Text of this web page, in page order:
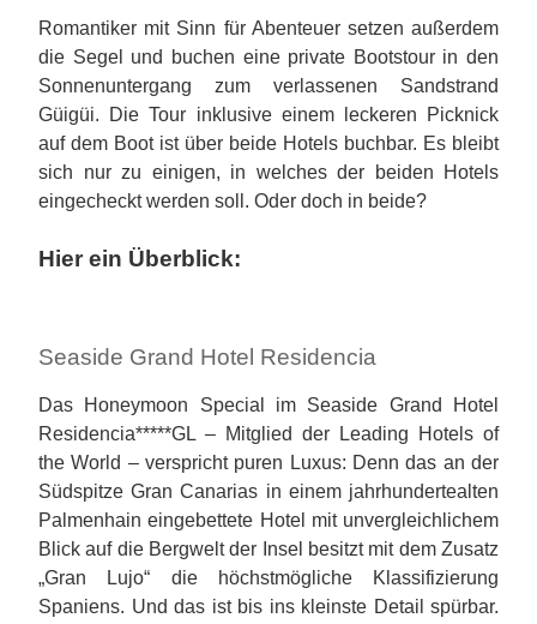
Romantiker mit Sinn für Abenteuer setzen außerdem
die Segel und buchen eine private Bootstour in den
Sonnenuntergang zum verlassenen Sandstrand
Güigüi. Die Tour inklusive einem leckeren Picknick
auf dem Boot ist über beide Hotels buchbar. Es bleibt
sich nur zu einigen, in welches der beiden Hotels
eingecheckt werden soll. Oder doch in beide?
Hier ein Überblick:
Seaside Grand Hotel Residencia
Das Honeymoon Special im Seaside Grand Hotel
Residencia*****GL – Mitglied der Leading Hotels of
the World – verspricht puren Luxus: Denn das an der
Südspitze Gran Canarias in einem jahrhundertealten
Palmenhain eingebettete Hotel mit unvergleichlichem
Blick auf die Bergwelt der Insel besitzt mit dem Zusatz
„Gran Lujo“ die höchstmögliche Klassifizierung
Spaniens. Und das ist bis ins kleinste Detail spürbar.